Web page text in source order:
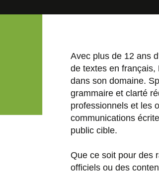
Avec plus de 12 ans
de textes en français,
dans son domaine.
grammaire et clarté
professionnels et les
communications
public cible.
Que ce soit pour des
officiels ou des